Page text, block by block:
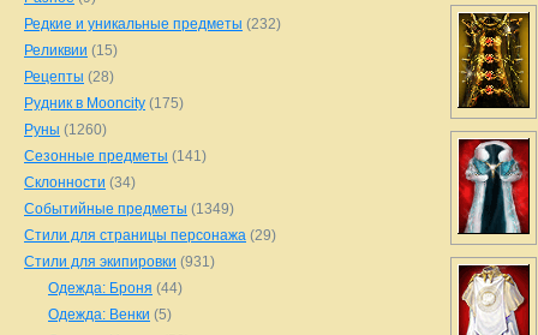
Редкие и уникальные предметы (232)
Реликвии (15)
Рецепты (28)
Рудник в Mooncity (175)
Руны (1260)
Сезонные предметы (141)
Склонности (34)
Событийные предметы (1349)
Стили для страницы персонажа (29)
Стили для экипировки (931)
Одежда: Броня (44)
Одежда: Венки (5)